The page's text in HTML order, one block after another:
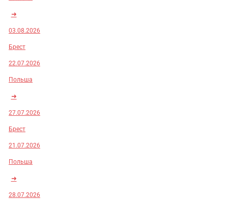
➜
03.08.2026
Брест
22.07.2026
Польша
➜
27.07.2026
Брест
21.07.2026
Польша
➜
28.07.2026